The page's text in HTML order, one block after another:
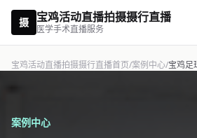
摄 宝鸡活动直播拍摄摄行直播
医学手术直播服务
宝鸡活动直播拍摄摄行直播首页/案例中心/宝鸡足
案例中心